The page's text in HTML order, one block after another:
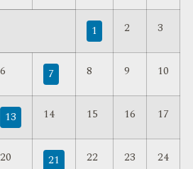
1 2 3
6 7 8 9 10
13 14 15 16 17
20 21 22 23 24